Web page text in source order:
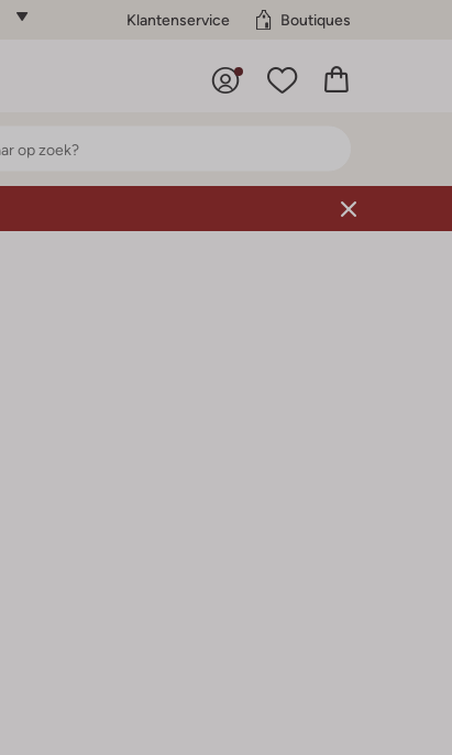
Klantenservice Boutiques